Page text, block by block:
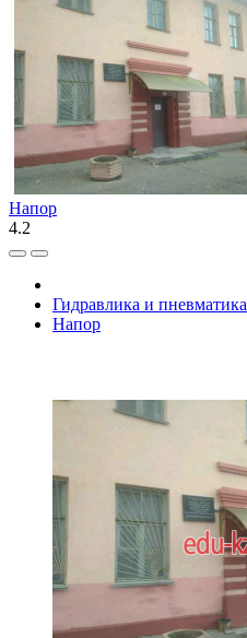
Напор
4.2
Гидравлика и пневматика
Напор